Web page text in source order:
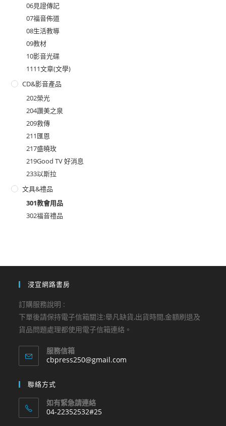
06見證傳記
07福音佈道
08生活教導
09教材
10影音光碟
1111文章(文學)
CD&影音產品
202榮光
204讚美之泉
209救傳
211匯恩
217盛曉玫
219Good TV 好消息
233以斯拉
文具&禮品
301教會用品
302福音禮品
浸宣網路書房
訂購服務說明 :
下單後請保持電子信箱關注:舉凡缺貨,出貨時間,金額刷退及
貨品問題處理都使用電子信箱連絡。
服務信箱
cbpress250@gmail.com
聯絡方式
如有緊急請連絡
04-22352532#25